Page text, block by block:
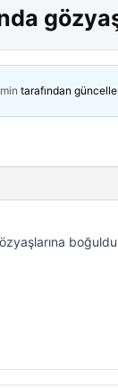
tarafından